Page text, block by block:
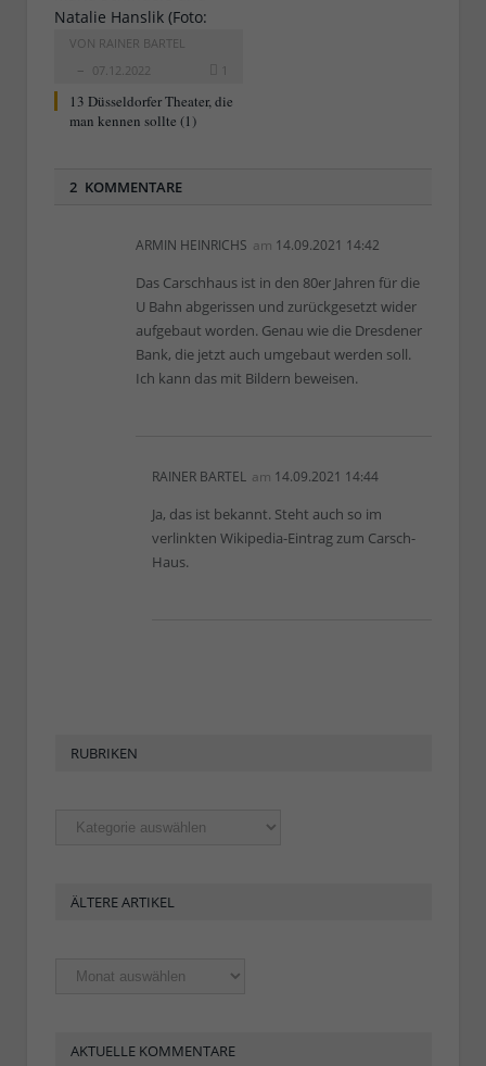
VON RAINER BARTEL
07.12.2022
1
13 Düsseldorfer Theater, die
man kennen sollte (1)
2 KOMMENTARE
ARMIN HEINRICHS am 14.09.2021 14:42
Das Carschhaus ist in den 80er Jahren für die
U Bahn abgerissen und zurückgesetzt wider
aufgebaut worden. Genau wie die Dresdener
Bank, die jetzt auch umgebaut werden soll.
Ich kann das mit Bildern beweisen.
RAINER BARTEL am 14.09.2021 14:44
Ja, das ist bekannt. Steht auch so im
verlinkten Wikipedia-Eintrag zum Carsch-
Haus.
RUBRIKEN
Rubriken
ÄLTERE ARTIKEL
Ältere
Artikel
AKTUELLE KOMMENTARE